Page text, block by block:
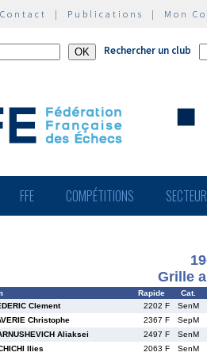
Contact | Publications | Mon
Rechercher un club
FFE COMPÉTITIONS
Grille
Rapide
Cat.
Clement 2202 F
SenM
Christophe 2367 F
SepM
Aliaksei 2497 F
SenM
Ilies 2063 F
SenM